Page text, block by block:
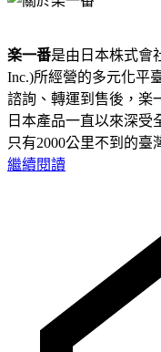
楽一番是由日本株式會
Inc.)所經營的多元化平
諮詢、轉運到售後，楽
日本產品一直以來深受
只有2000公里不到的臺
繼續閱讀